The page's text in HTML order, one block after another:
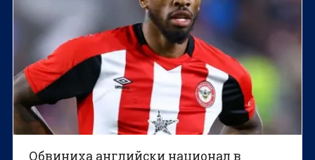
Обвиниха английски национал в